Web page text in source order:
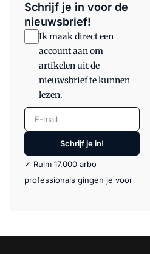
Schrijf je in voor de
nieuwsbrief!
Ik maak direct een
account aan om
artikelen uit de
nieuwsbrief te kunnen
lezen.
E-mail
Schrijf je in!
✓ Ruim 17.000 arbo
professionals gingen je voor